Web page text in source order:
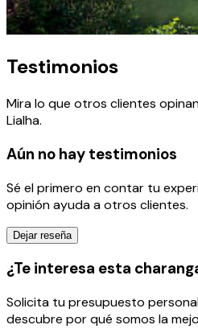
Testimonios
Mira lo que otros clientes
Lialha.
Aún no hay testimonios
Sé el primero en contar tu
opinión ayuda a otros clientes.
Dejar reseña
¿Te interesa esta
Solicita tu presupuesto
descubre por qué somos la